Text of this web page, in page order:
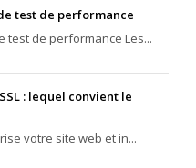
test de performance
test de performance Les...
: lequel convient le
votre site web et in...